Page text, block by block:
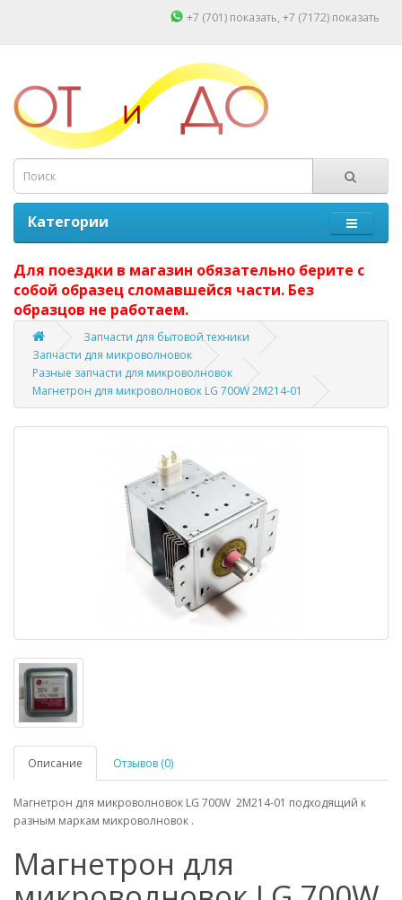
+7 (701) показать, +7 (7172) показать
Категории
Для поездки в магазин обязательно берите с
собой образец сломавшейся части. Без
образцов не работаем.
Запчасти для бытовой техники
Запчасти для микроволновок
Разные запчасти для микроволновок
Магнетрон для микроволновок LG 700W 2M214-01
Описание Отзывов (0)
Магнетрон для микроволновок LG 700W 2M214-01 подходящий к
разным маркам микроволновок .
Магнетрон для